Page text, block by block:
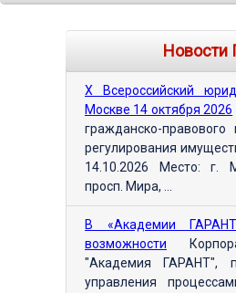
Новости
Х Всероссийский
Москве 14 октября 2026
гражданско-правового
регулирования
14.10.2026 Место: г.
просп. Мира, ...
В «Академии
возможности
"Академия ГАРАНТ",
управления